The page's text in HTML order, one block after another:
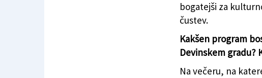
bogatejši za
čustev.
Kakšen program
Devinskem gradu?
Na večeru, na